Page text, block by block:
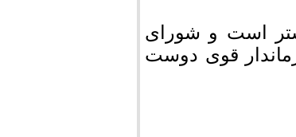
است و شورای
قوی دوست